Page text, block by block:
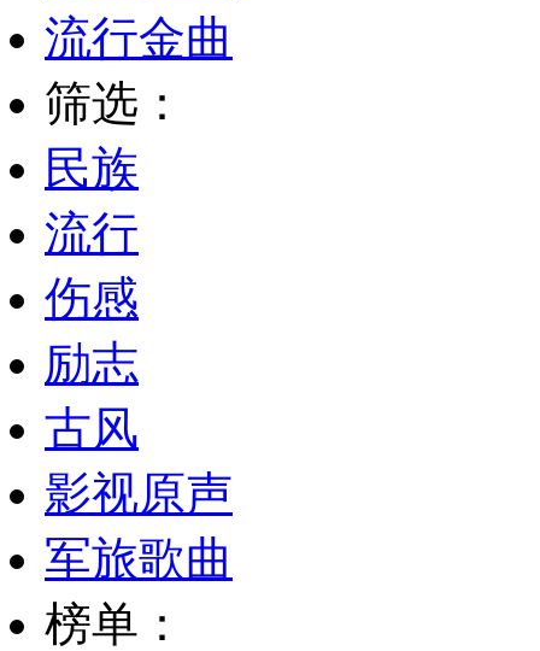
流行金曲
筛选：
民族
流行
伤感
励志
古风
影视原声
军旅歌曲
榜单：